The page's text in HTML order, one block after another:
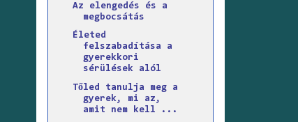
Az elengedés és a
megbocsátás
Életed
felszabadítása a
gyerekkori
sérülések alól
Tőled tanulja meg a
gyerek, mi az,
amit nem kell ...